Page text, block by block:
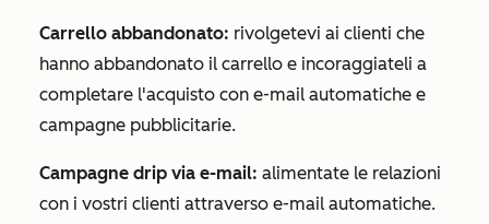
Carrello abbandonato: rivolgetevi ai clienti che
hanno abbandonato il carrello e incoraggiateli a
completare l'acquisto con e-mail automatiche e
campagne pubblicitarie.
Campagne drip via e-mail: alimentate le relazioni
con i vostri clienti attraverso e-mail automatiche.